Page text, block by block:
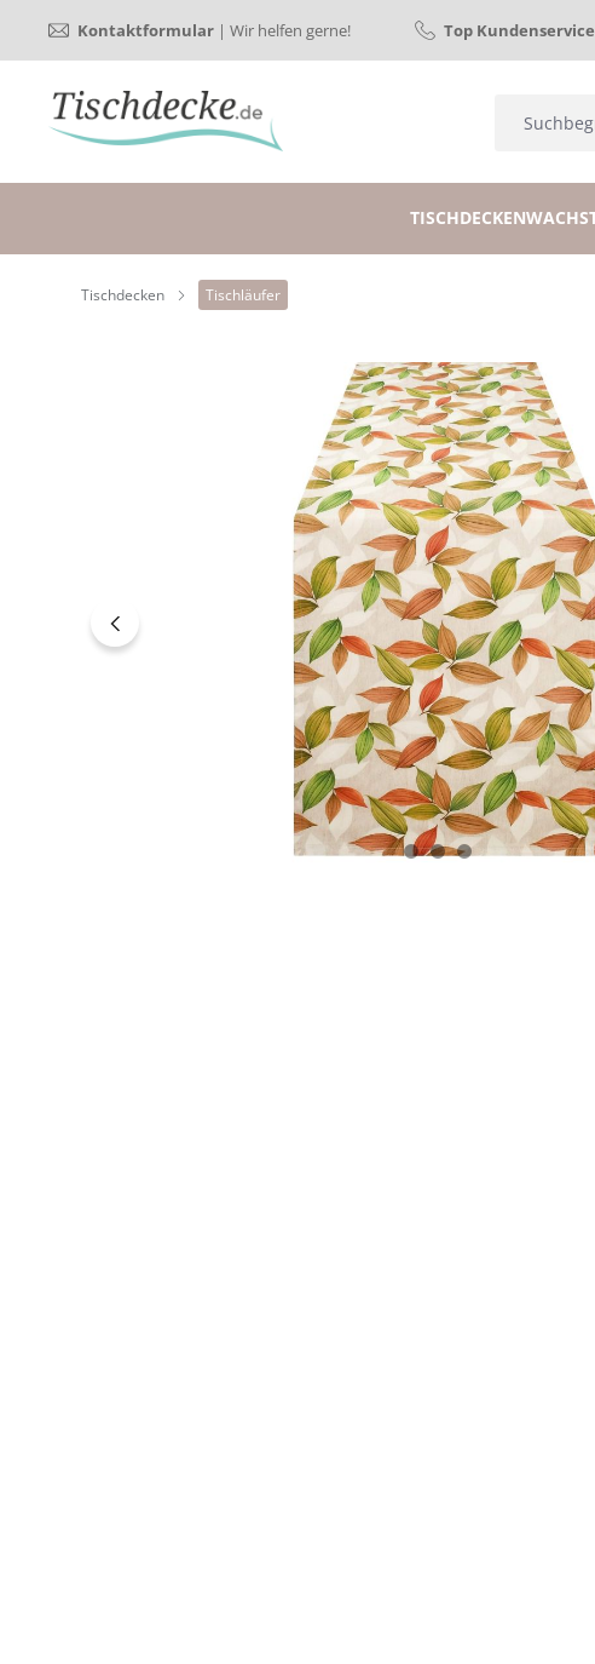
Kontaktformular| Wir helfen gerne! Top Kundenservice
TISCHDECKEN
Tischdecken Tischläufer